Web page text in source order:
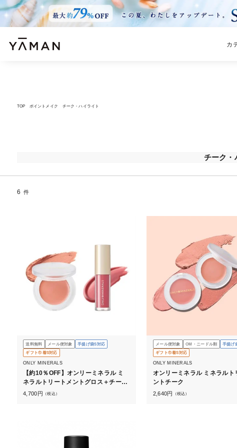
カ
TOP ポイントメイク チーク・ハイライト
チーク・
6 件
送料無料 メール便対象
手提げ袋S対応
ギフト巾着S対応
ONLY MINERALS
【約10％OFF】オンリーミネラル ミ
ネラルトリートメントグロス＋チーク
セット
4,700円 （税込）
メール便対象 OM・ニードル割
手提げ
ギフト巾着S対応
ONLY MINERALS
オンリーミネラル ミネラルト
ントチーク
2,640円 （税込）